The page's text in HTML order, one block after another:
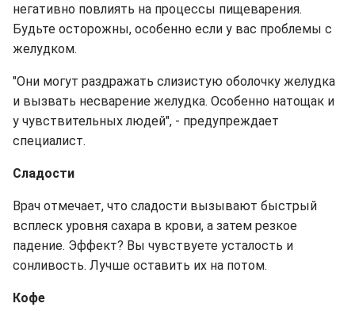
негативно повлиять на процессы пищеварения.
Будьте осторожны, особенно если у вас проблемы с
желудком.
"Они могут раздражать слизистую оболочку желудка
и вызвать несварение желудка. Особенно натощак и
у чувствительных людей", - предупреждает
специалист.
Сладости
Врач отмечает, что сладости вызывают быстрый
всплеск уровня сахара в крови, а затем резкое
падение. Эффект? Вы чувствуете усталость и
сонливость. Лучше оставить их на потом.
Кофе